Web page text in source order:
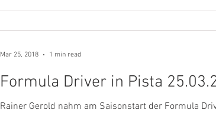
Formula Driver in Pista
Rainer Gerold nahm am Saisonstart der Formula
Mar 25, 2018 1 min read